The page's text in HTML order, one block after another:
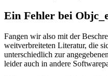
Ein Fehler bei
Fangen wir also mit der
weitverbreiteten Literatur, die
unterschiedlich zur
leider auch in andere